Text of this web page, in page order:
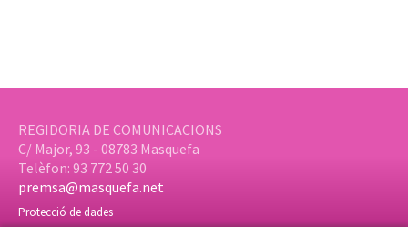
REGIDORIA DE COMUNICACIONS
C/ Major, 93 - 08783 Masquefa
Telèfon: 93 772 50 30
premsa@masquefa.net
Protecció de dades